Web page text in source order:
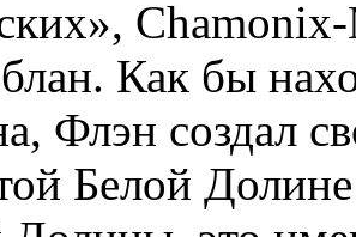
Как бы
Флэн создал
Белой